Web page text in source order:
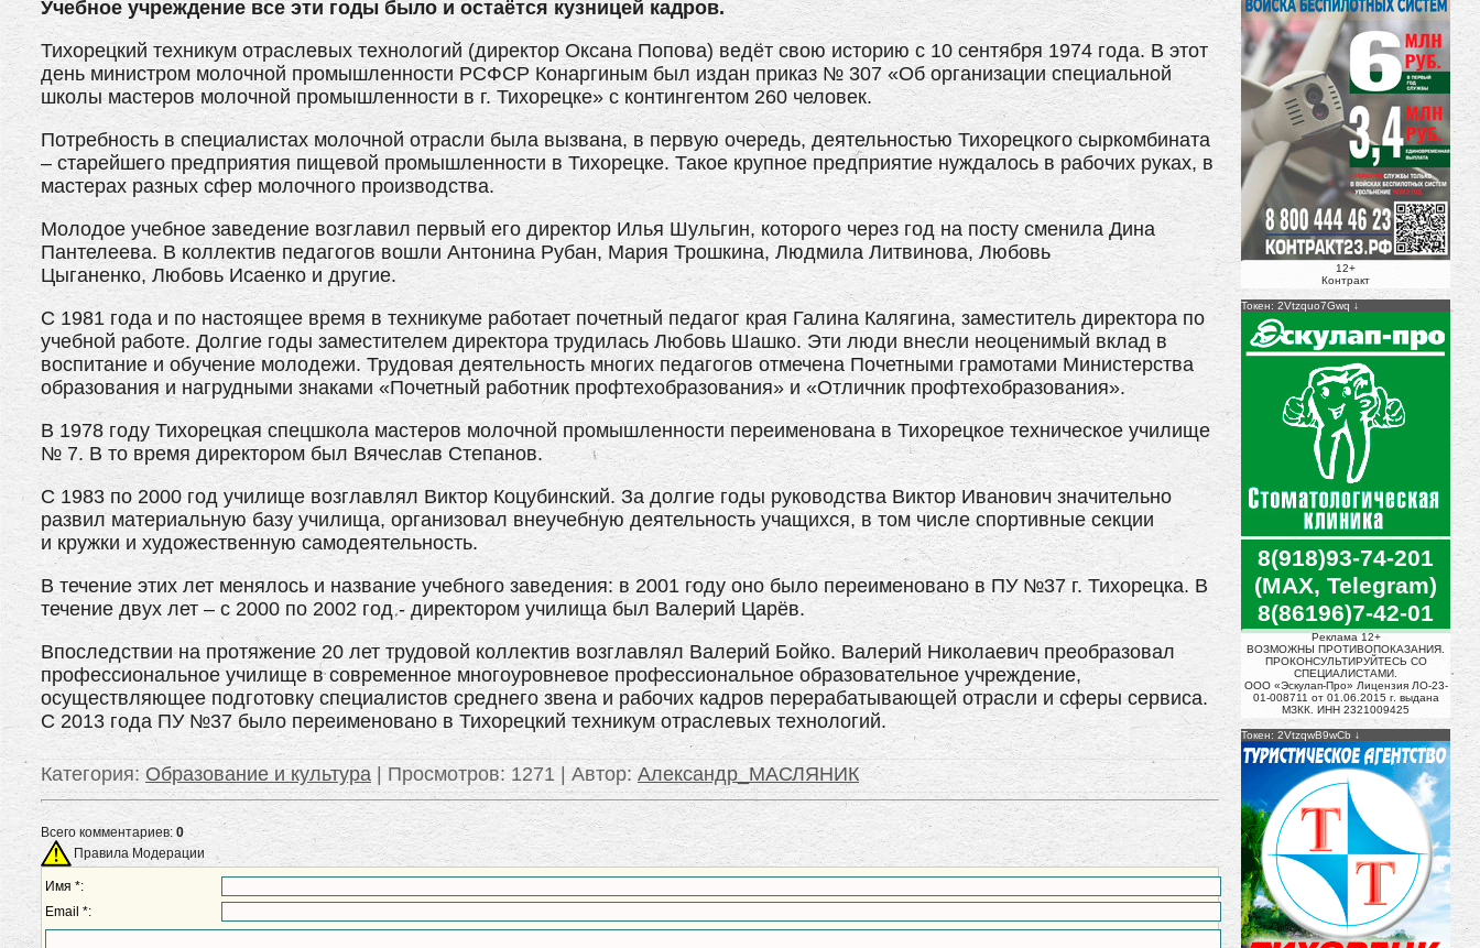
Учебное учреждение все эти годы было и остаётся кузницей кадров.
Тихорецкий техникум отраслевых технологий (директор Оксана Попова) ведёт свою историю с 10 сентября 1974 года. В этот
день министром молочной промышленности РСФСР Конаргиным был издан приказ № 307 «Об организации специальной
школы мастеров молочной промышленности в г. Тихорецке» с контингентом 260 человек.
Потребность в специалистах молочной отрасли была вызвана, в первую очередь, деятельностью Тихорецкого сыркомбината
– старейшего предприятия пищевой промышленности в Тихорецке. Такое крупное предприятие нуждалось в рабочих руках, в
мастерах разных сфер молочного производства.
Молодое учебное заведение возглавил первый его директор Илья Шульгин, которого через год на посту сменила Дина
Пантелеева. В коллектив педагогов вошли Антонина Рубан, Мария Трошкина, Людмила Литвинова, Любовь
Цыганенко, Любовь Исаенко и другие.
С 1981 года и по настоящее время в техникуме работает почетный педагог края Галина Калягина, заместитель директора по
учебной работе. Долгие годы заместителем директора трудилась Любовь Шашко. Эти люди внесли неоценимый вклад в
воспитание и обучение молодежи. Трудовая деятельность многих педагогов отмечена Почетными грамотами Министерства
образования и нагрудными знаками «Почетный работник профтехобразования» и «Отличник профтехобразования».
В 1978 году Тихорецкая спецшкола мастеров молочной промышленности переименована в Тихорецкое техническое училище
№ 7. В то время директором был Вячеслав Степанов.
С 1983 по 2000 год училище возглавлял Виктор Коцубинский. За долгие годы руководства Виктор Иванович значительно
развил материальную базу училища, организовал внеучебную деятельность учащихся, в том числе спортивные секции
и кружки и художественную самодеятельность.
В течение этих лет менялось и название учебного заведения: в 2001 году оно было переименовано в ПУ №37 г. Тихорецка. В
течение двух лет – с 2000 по 2002 год - директором училища был Валерий Царёв.
Впоследствии на протяжение 20 лет трудовой коллектив возглавлял Валерий Бойко. Валерий Николаевич преобразовал
профессиональное училище в современное многоуровневое профессиональное образовательное учреждение,
осуществляющее подготовку специалистов среднего звена и рабочих кадров перерабатывающей отрасли и сферы сервиса.
С 2013 года ПУ №37 было переименовано в Тихорецкий техникум отраслевых технологий.
Категория: Образование и культура Просмотров: 1271 | Автор: Александр_МАСЛЯНИК
Всего комментариев: 0
Правила Модерации
Имя *:
Email *:
12+
Контракт
Токен: 2Vtzquo7Gwq
8(918)93-74-201
(MAX, Telegram)
8(86196)7-42-01
Реклама 12+
ВОЗМОЖНЫ ПРОТИВОПОКАЗАНИЯ.
ПРОКОНСУЛЬТИРУЙТЕСЬ СО
СПЕЦИАЛИСТАМИ.
ООО «Эскулап-Про» Лицензия ЛО-23-
01-008711 от 01.06.2015 г. выдана
МЗКК. ИНН 2321009425
Токен: 2VtzqwB9wCb